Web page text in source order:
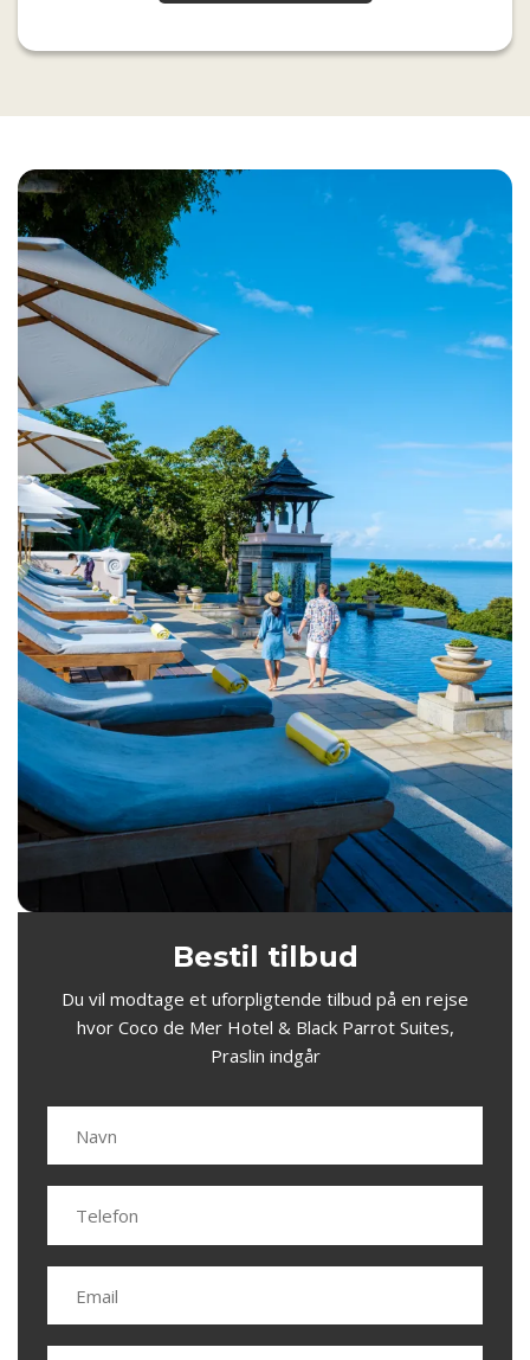
Bestil tilbud
Du vil modtage et uforpligtende tilbud på en rejse
hvor Coco de Mer Hotel & Black Parrot Suites,
Praslin indgår